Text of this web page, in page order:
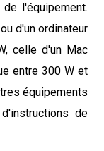
l'équipement.
d'un ordinateur
celle d'un Mac
entre 300 W et
équipements
de